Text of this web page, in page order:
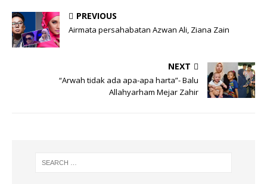
PREVIOUS
Airmata persahabatan Azwan Ali, Ziana Zain
NEXT
“Arwah tidak ada apa-apa harta”- Balu
Allahyarham Mejar Zahir